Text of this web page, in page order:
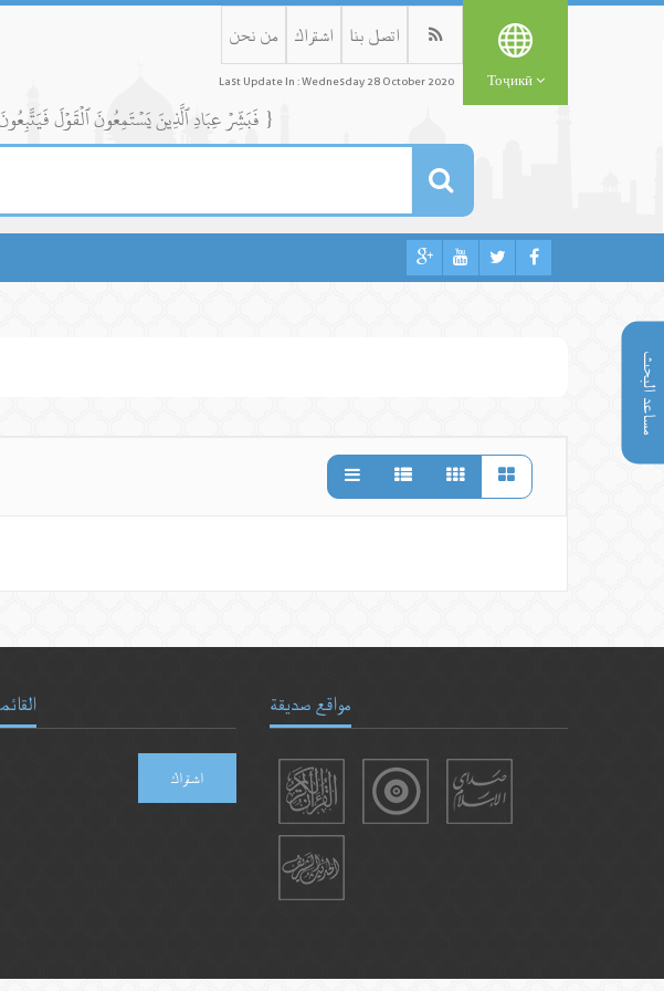
مساعد البحث
من نحن اشتراك اتصل بنا
Last Update In : Wednesday 28 October 2020 Тоҷикӣ
{ فَبَشِّرۡ عِبَادِ ٱلَّذِينَ يَسۡتَمِعُونَ ٱلۡقَوۡلَ فَيَتَّبِعُونَ أَحۡسَنَهُۥٓۚ أُوْلَٰٓئِكَ ٱلَّذِينَ هَدَىٰهُمُ ٱللَّهُۖ وَأُوْلَٰٓئِكَ هُمۡ أُوْلُواْ ٱلۡأَلۡبَٰبِ }
اشتراك
مواقع صديقة